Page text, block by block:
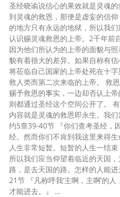
圣经晓谕说信心的果效就是灵魂
到灵魂的救恩，那便是虚妄的信
的地方只有永远的地狱，所以我
认识赐灵魂救恩的上帝。2千年前
因为他们所认为的上帝的面貌与
貌有着很大的差异。如果自称有
将莅临自己国家的上帝处死在十
救人类而第二次来临的上帝。 救
赐予救恩的事实，一边却否认上
则都通过圣经这个空间公开了。
内容就是灵魂的救恩即永生。我
约5章39-40节 『你们查考圣经，
经。然而你们不肯到我这里来得
人生非常短暂。短暂的人生一结
所以我们应当仰望着临近的天国
路，是去天国的路。怎样的人能
21节 『凡称呼我‘主啊，主啊’的
才能进去。』 ...